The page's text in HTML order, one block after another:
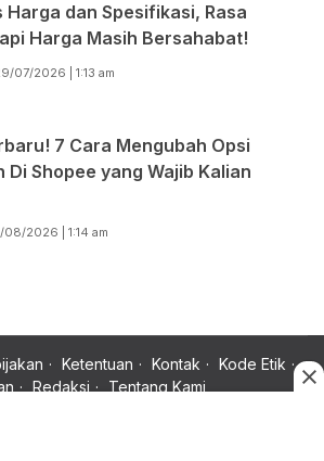
Harga dan Spesifikasi, Rasa
Harga Masih Bersahabat!
07/2026 | 1:13 am
7 Cara Mengubah Opsi
Di Shopee yang Wajib Kalian
2026 | 1:14 am
Ketentuan Kontak
Kode Etik
Redaksi Tentang Kami